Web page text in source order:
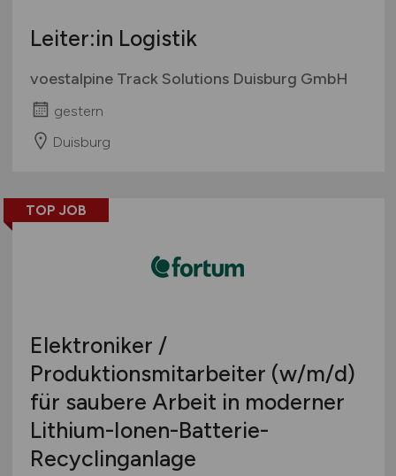
Leiter:in Logistik
voestalpine Track Solutions Duisburg GmbH
gestern
Duisburg
TOP JOB
Elektroniker /
Produktionsmitarbeiter (w/m/d)
für saubere Arbeit in moderner
Lithium-Ionen-Batterie-
Recyclinganlage